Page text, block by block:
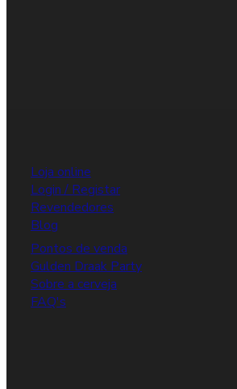
Loja online
Login / Registar
Revendedores
Blog
Pontos de venda
Gulden Draak Party
Sobre a cerveja
FAQ's